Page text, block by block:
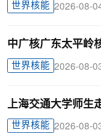
世界核能 2026-08-
中广核广东太平岭
世界核能 2026-08-
上海交通大学师生
世界核能 2026-08-